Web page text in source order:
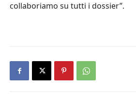
collaboriamo su tutti i dossier”.